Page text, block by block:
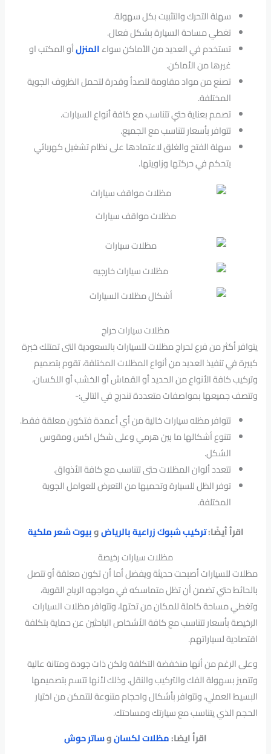
سهلة التحرك والتثبيت بكل سهولة.
تغطي مساحة السيارة بشكل فعال.
تستخدم في العديد من الأماكن سواءالمنزلأو المكتب او
غيرها من الأماكن.
تصنع من مواد مقاومة للصدأ وقدرة لتحمل الظروف الجوية
المختلفة.
تصمم بعناية حتي تتناسب مع كافة أنواع السيارات.
تتوافر بأسعار تتناسب مع الجميع.
سهلة الفتح والغلق لاعتمادها على نظام تشغيل كهربائي
يتحكم في حركتها وزاويتها.
مظلات مواقف سيارات
مظلات سيارات حراج
يتوافر أكثر من فرع لحراج مظلات للسيارات بالسعودية التى تمتلك خبرة
كبيرة في تنفيذ العديد من أنواع المظلات المختلفة، تقوم بتصميم
وتركيب كافة الأنواع من الحديد أو القماش أو الخشب أو اللكسان،
وتتصف جميعها بمواصفات متعددة تندرج في التالي:-
تتوافر مظله سيارات خالية من أي أعمدة فتكون معلقة فقط.
تتنوع أشكالها ما بين هرمي وعلى شكل اكس ومقوس
الشكل.
تتعدد ألوان المظلات حتى تتناسب مع كافة الأذواق.
توفر الظل للسيارة وتحميها من التعرض للعوامل الجوية
المختلفة.
اقرأ أيضًا:تركيب شبوك زراعية بالرياضوبيوت شعر ملكية
مظلات سيارات رخيصة
مظلات للسيارات أصبحت حديثة ويفضل أما أن تكون معلقة أو تتصل
بالحائط حتي تضمن أن تظل متماسكه في مواجهه الرياح القوية،
وتغطي مساحة كاملة للمكان من تحتها، وتتوافر مظلات السيارات
الرخيصة بأسعار تتناسب مع كافة الأشخاص الباحثين عن حماية بتكلفة
اقتصادية لسياراتهم.
وعلى الرغم من أنها منخفضة التكلفة ولكن ذات جودة ومتانة عالية
وتتميز بسهولة الفك والتركيب والنقل، وذلك لأنها تتسم بتصميمها
البسيط العملي، وتتوافر بأشكال واحجام متنوعة لتتمكن من اختيار
الحجم الذي يتناسب مع سيارتك ومساحتك.
اقرأ ايضا:مظلات لكسانوساتر حوش